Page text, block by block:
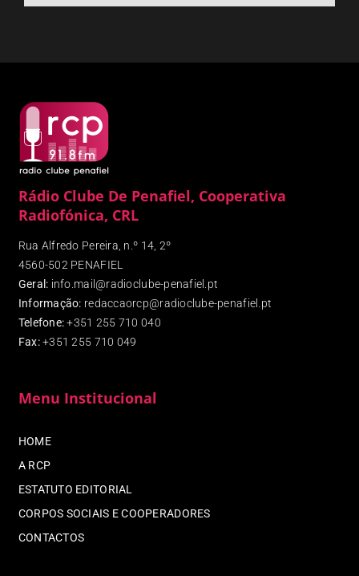
Rádio Clube De Penafiel, Cooperativa
Radiofónica, CRL
Rua Alfredo Pereira, n.º 14, 2º
4560-502 PENAFIEL
Geral: info.mail@radioclube-penafiel.pt
Informação: redaccaorcp@radioclube-penafiel.pt
Telefone: +351 255 710 040
Fax:+351 255 710 049
Menu Institucional
HOME
A RCP
ESTATUTO EDITORIAL
CORPOS SOCIAIS E COOPERADORES
CONTACTOS